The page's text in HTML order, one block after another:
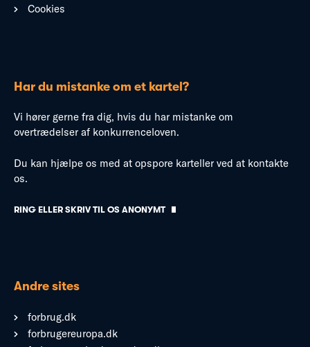
Cookies
Har du mistanke om et kartel?
Vi hører gerne fra dig, hvis du har mistanke om
overtrædelser af konkurrenceloven.
Du kan hjælpe os med at opspore karteller ved at kontakte
os.
RING ELLER SKRIV TIL OS ANONYMT
Andre sites
forbrug.dk
forbrugereuropa.dk